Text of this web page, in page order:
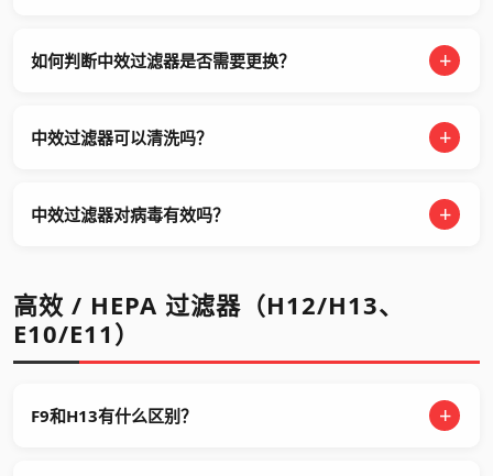
如何判断中效过滤器是否需要更换？
中效过滤器可以清洗吗？
中效过滤器对病毒有效吗？
高效 / HEPA 过滤器（H12/H13、
E10/E11）
F9和H13有什么区别？